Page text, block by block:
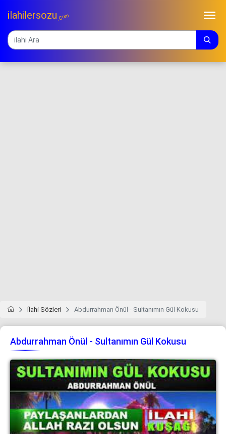
ilahilersozu.Com
İlahi Sözleri Abdurrahman Önül - Sultanımın Gül Kokusu
Abdurrahman Önül - Sultanımın Gül Kokusu